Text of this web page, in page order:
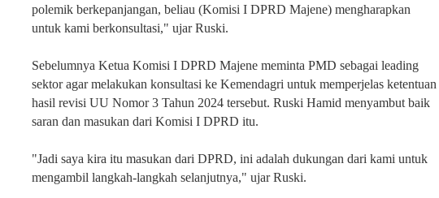
polemik berkepanjangan, beliau (Komisi I DPRD Majene) mengharapkan
untuk kami berkonsultasi," ujar Ruski.
Sebelumnya Ketua Komisi I DPRD Majene meminta PMD sebagai leading
sektor agar melakukan konsultasi ke Kemendagri untuk memperjelas ketentuan
hasil revisi UU Nomor 3 Tahun 2024 tersebut. Ruski Hamid menyambut baik
saran dan masukan dari Komisi I DPRD itu.
"Jadi saya kira itu masukan dari DPRD, ini adalah dukungan dari kami untuk
mengambil langkah-langkah selanjutnya," ujar Ruski.